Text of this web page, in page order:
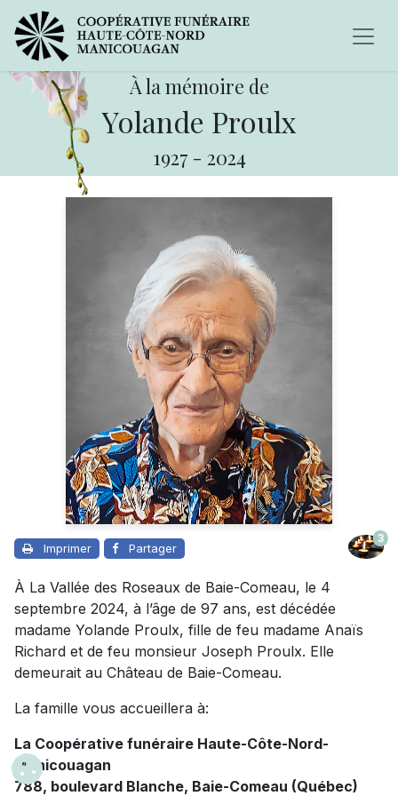
À la mémoire de
Yolande Proulx
1927 - 2024
Imprimer Partager
3
À La Vallée des Roseaux de Baie-Comeau, le 4
septembre 2024, à l’âge de 97 ans, est décédée
madame Yolande Proulx, fille de feu madame Anaïs
Richard et de feu monsieur Joseph Proulx. Elle
demeurait au Château de Baie-Comeau.
La famille vous accueillera à:
La Coopérative funéraire Haute-Côte-Nord-
Manicouagan
788, boulevard Blanche, Baie-Comeau (Québec)